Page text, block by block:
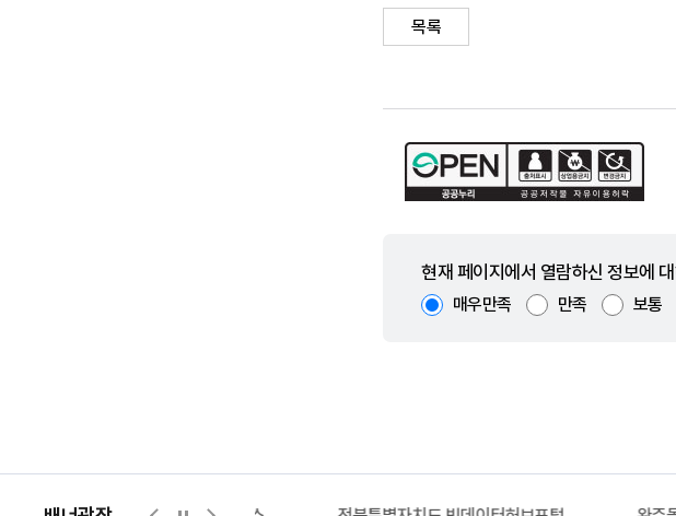
목록
현재 페이지에서 열람하신 정보에
매우만족 만족 보통